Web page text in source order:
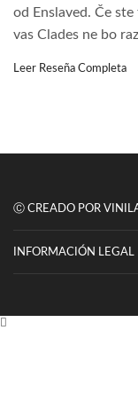
od Enslaved. Če
vas Clades ne bo
Leer Reseña Completa
Ⓒ CREADO POR
INFORMACIÓN LEGAL